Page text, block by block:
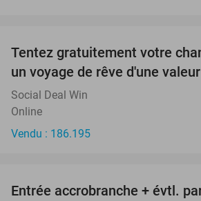
Tentez gratuitement votre
un voyage de rêve d'une
Social Deal Win
Online
Vendu : 186.195
Entrée accrobranche + évtl.